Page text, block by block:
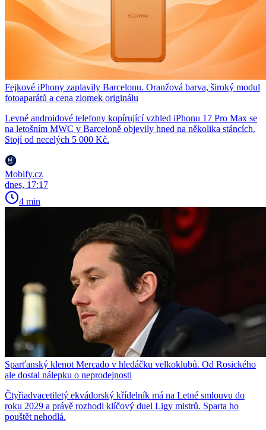
Fejkové iPhony zaplavily Barcelonu. Oranžová barva, široký modul
fotoaparátů a cena zlomek originálu
Levné androidové telefony kopírující vzhled iPhonu 17 Pro Max se
na letošním MWC v Barceloně objevily hned na několika stáncích.
Stojí od necelých 5 000 Kč.
Mobify.cz
dnes, 17:17
4 min
Sparťanský klenot Mercado v hledáčku velkoklubů. Od Rosického
ale dostal nálepku o neprodejnosti
Čtyřiadvacetiletý ekvádorský křídelník má na Letné smlouvu do
roku 2029 a právě rozhodl klíčový duel Ligy mistrů. Sparta ho
pouštět nehodlá.